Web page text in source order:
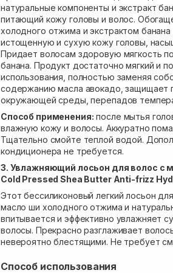
натуральные компоненты и экстракт
питающий кожу головы и волос.
холодного отжима и экстрактом
истощенную и сухую кожу головы,
Придает волосам здоровую мягкость
банана. Продукт достаточно мягкий и
использования, полностью заменяя
содержанию масла авокадо, защищает
окружающей среды, перепадов
Способ применения: после мытья
влажную кожу и волосы. Аккуратно
Тщательно смойте теплой водой.
кондиционера не требуется.
3. Увлажняющий лосьон для волос с
Cold Pressed Shea Butter Anti-frizz
Этот бессиликоновый легкий лосьон
масло ши холодного отжима и
впитывается и эффективно увлажняет
волосы. Прекрасно разглаживает
невероятно блестящими. Не требует
Способ использования